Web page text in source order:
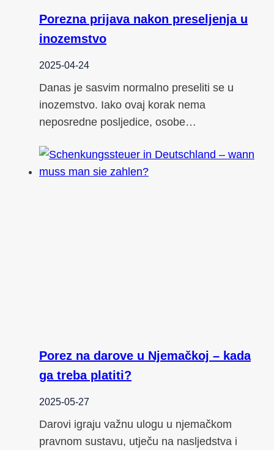
Porezna prijava nakon preseljenja u
inozemstvo
2025-04-24
Danas je sasvim normalno preseliti se u
inozemstvo. Iako ovaj korak nema
neposredne posljedice, osobe…
Porez na darove u Njemačkoj – kada
ga treba platiti?
2025-05-27
Darovi igraju važnu ulogu u njemačkom
pravnom sustavu, utječu na nasljedstva i